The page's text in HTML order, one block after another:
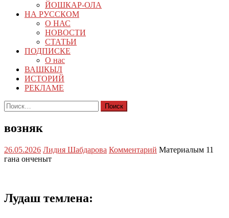
ЙОШКАР-ОЛА
НА РУССКОМ
О НАС
НОВОСТИ
СТАТЬИ
ПОДПИСКЕ
О нас
ВАШКЫЛ
ИСТОРИЙ
РЕКЛАМЕ
Найти:
возняк
26.05.2026 Лидия Шабдарова Комментарий Материалым 11
гана онченыт
Лудаш темлена: